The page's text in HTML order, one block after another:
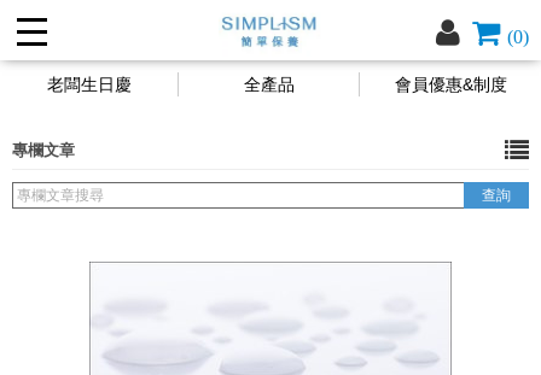
(0)
老闆生日慶 全產品 會員優惠&制度
專欄文章